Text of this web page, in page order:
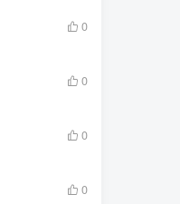
0
0
0
0